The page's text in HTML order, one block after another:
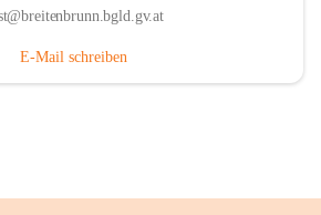
E-Mail schreiben